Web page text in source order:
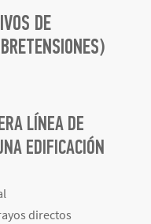
DE
LÍNEA DE
EDIFICACIÓN
directos